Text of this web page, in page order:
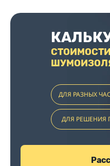
СТОИМОСТИ
ДЛЯ РАЗНЫХ
ДЛЯ РЕШЕНИЯ